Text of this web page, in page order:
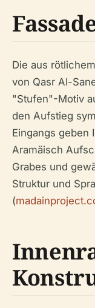
Die aus
von Qasr Al-
"Stufen"-Motiv
den Aufstieg
Eingangs geben
Aramäisch
Grabes und
Struktur und
(